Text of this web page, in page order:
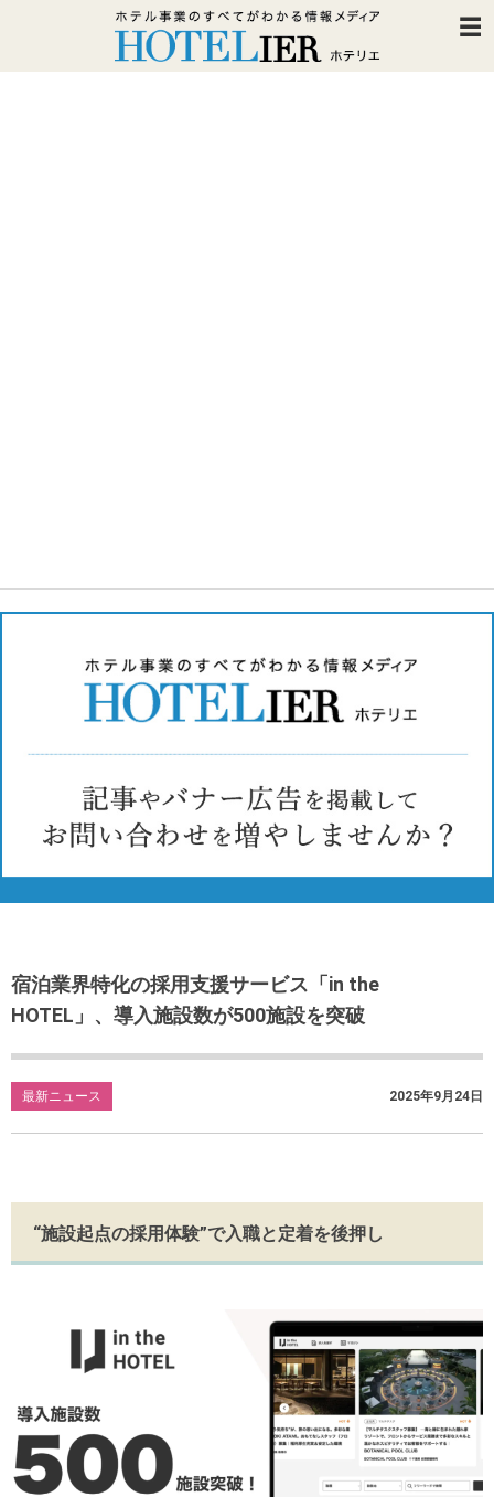
宿泊業界特化の採用支援サービス「in the
HOTEL」、導入施設数が500施設を突破
最新ニュース 2025年9月24日
“施設起点の採用体験”で入職と定着を後押し